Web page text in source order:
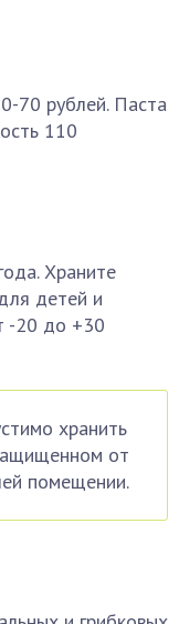
70 рублей. Паста
110
Храните
детей и
-20 до +30
хранить
от
помещении.